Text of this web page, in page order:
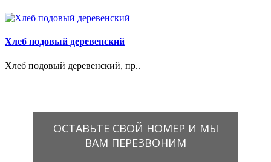
Хлеб подовый деревенский
Хлеб подовый деревенский, пр..
ОСТАВЬТЕ СВОЙ НОМЕР И МЫ
ВАМ ПЕРЕЗВОНИМ